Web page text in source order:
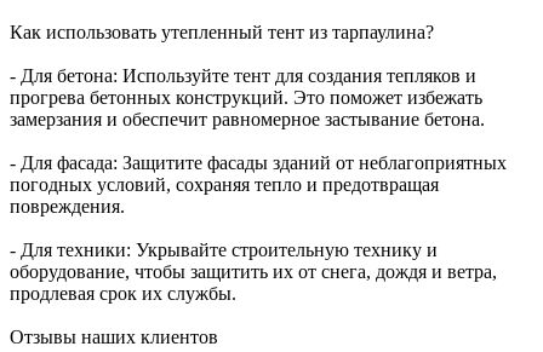
Как использовать утепленный тент из тарпаулина?
- Для бетона: Используйте тент для создания тепляков и
прогрева бетонных конструкций. Это поможет избежать
замерзания и обеспечит равномерное застывание бетона.
- Для фасада: Защитите фасады зданий от неблагоприятных
погодных условий, сохраняя тепло и предотвращая
повреждения.
- Для техники: Укрывайте строительную технику и
оборудование, чтобы защитить их от снега, дождя и ветра,
продлевая срок их службы.
Отзывы наших клиентов